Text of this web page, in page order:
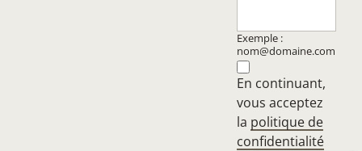
Exemple :
nom@domaine.com
En continuant,
vous acceptez
la politique de
confidentialité